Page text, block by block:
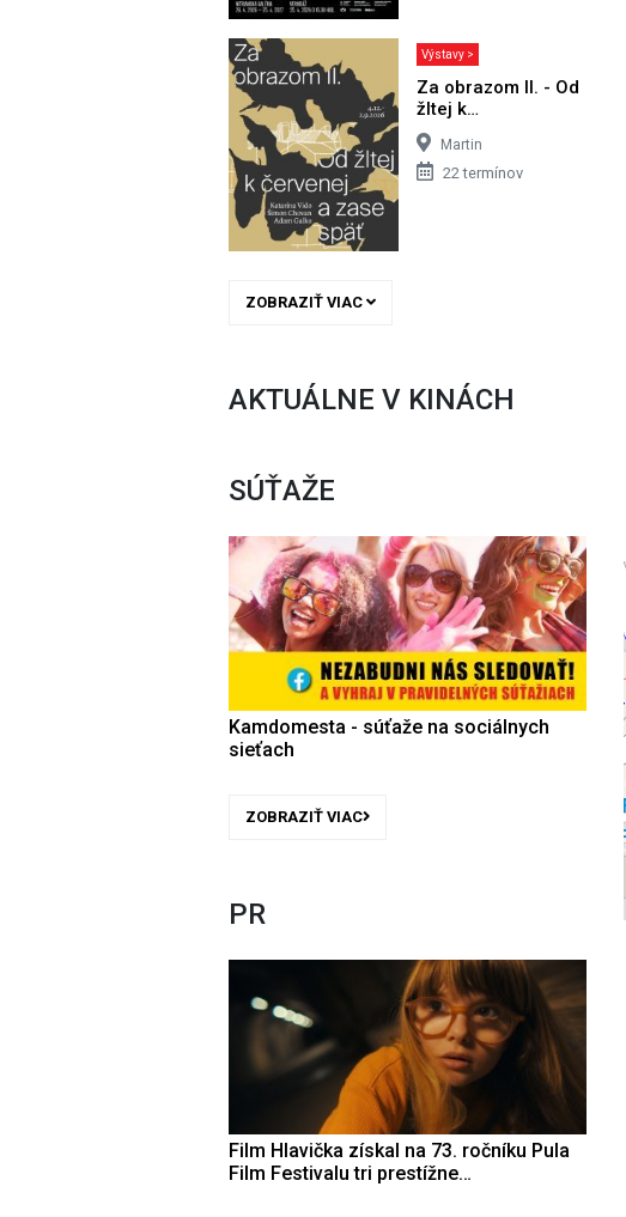
Výstavy >
Za obrazom II. - Od
žltej k…
Martin
22 termínov
ZOBRAZIŤ VIAC
AKTUÁLNE V KINÁCH
SÚŤAŽE
Kamdomesta - súťaže na sociálnych
sieťach
ZOBRAZIŤ VIAC
PR
Film Hlavička získal na 73. ročníku Pula
Film Festivalu tri prestížne…